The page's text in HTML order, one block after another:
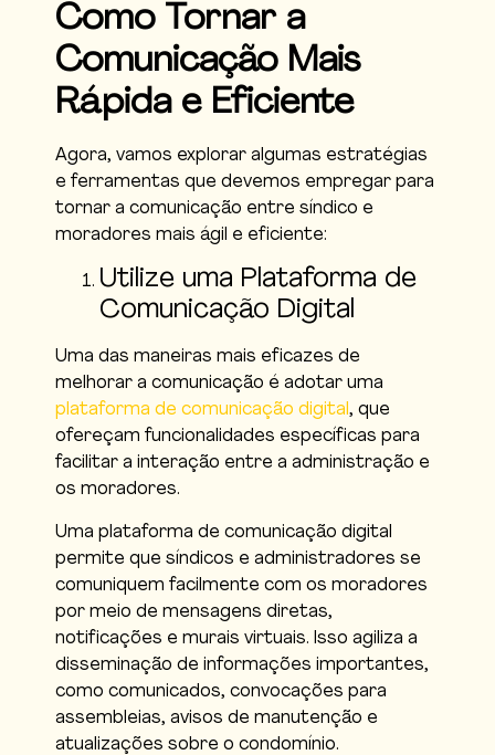
Como Tornar a
Comunicação Mais
Rápida e Eficiente
Agora, vamos explorar algumas estratégias
e ferramentas que devemos empregar para
tornar a comunicação entre síndico e
moradores mais ágil e eficiente:
Utilize uma Plataforma de
Comunicação Digital
Uma das maneiras mais eficazes de
melhorar a comunicação é adotar uma
plataforma de comunicação digital , que
ofereçam funcionalidades específicas para
facilitar a interação entre a administração e
os moradores.
Uma plataforma de comunicação digital
permite que síndicos e administradores se
comuniquem facilmente com os moradores
por meio de mensagens diretas,
notificações e murais virtuais. Isso agiliza a
disseminação de informações importantes,
como comunicados, convocações para
assembleias, avisos de manutenção e
atualizações sobre o condomínio.